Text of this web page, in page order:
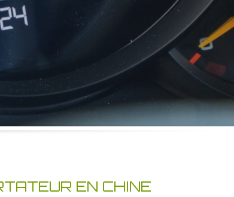
EN CHINE